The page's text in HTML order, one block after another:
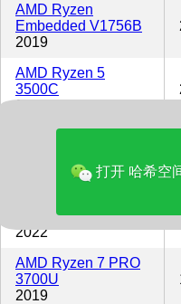
AMD Ryzen
Embedded V1756B
2019
AMD Ryzen 5
3500C
AMD Ryzen 5
Embedded R2312
2022
AMD Ryzen 7 PRO
3700U
2019
打开 哈希空